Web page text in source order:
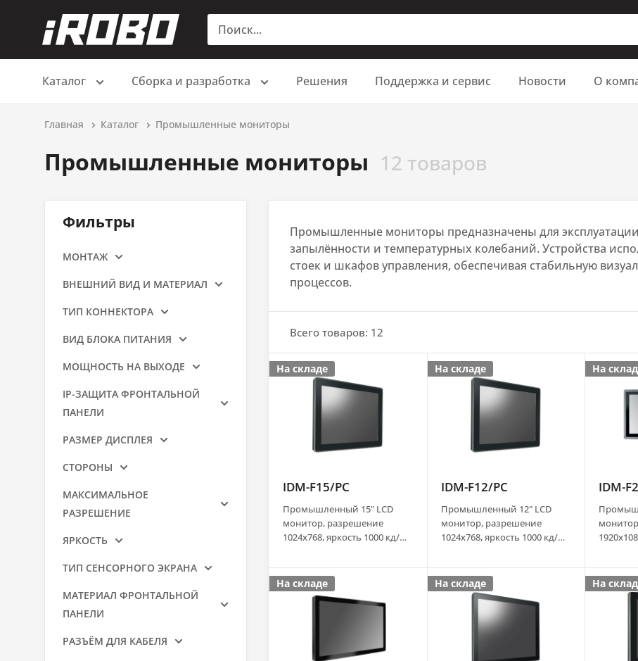
Каталог Сборка и разработка Решения Поддержка и сервис Новости О
Главная Каталог Промышленные мониторы
Промышленные мониторы 12 товаров
Фильтры
МОНТАЖ
ВНЕШНИЙ ВИД И МАТЕРИАЛ
ТИП КОННЕКТОРА
ВИД БЛОКА ПИТАНИЯ
МОЩНОСТЬ НА ВЫХОДЕ
IP-ЗАЩИТА ФРОНТАЛЬНОЙ
ПАНЕЛИ
РАЗМЕР ДИСПЛЕЯ
СТОРОНЫ
МАКСИМАЛЬНОЕ
РАЗРЕШЕНИЕ
ЯРКОСТЬ
ТИП СЕНСОРНОГО ЭКРАНА
МАТЕРИАЛ ФРОНТАЛЬНОЙ
ПАНЕЛИ
РАЗЪЁМ ДЛЯ КАБЕЛЯ
Промышленные мониторы предназначены для
запылённости и температурных колебаний. Устройства
стоек и шкафов управления, обеспечивая стабильную
процессов.
Всего товаров: 12
На складе
IDM-F15/PC
Промышленный 15" LCD
монитор, разрешение
1024x768, яркость 1000 кд/
панель IP65, VGA, DVI, HDMI,
Display Port, аудио,
динамики, адаптер питания
На складе
IDM-F12/PC
Промышленный 12" LCD
монитор, разрешение
1024x768, яркость 1000 кд/
панель IP65, VGA, DVI, HDMI,
Display Port, аудио,
динамики, адаптер питания
На
IDM-
панель
Display
На складе На складе На